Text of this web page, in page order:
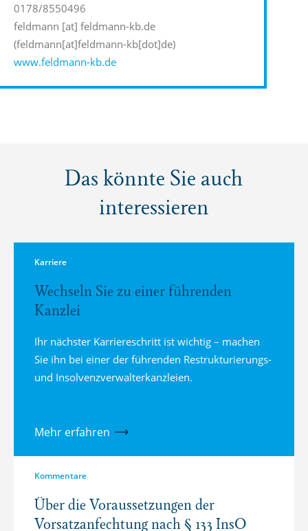
0178/8550496
feldmann [at] feldmann-kb.de
(feldmann[at]feldmann-kb[dot]de)
www.feldmann-kb.de
Das könnte Sie auch
interessieren
Karriere
Wechseln Sie zu einer führenden
Kanzlei
Ihr nächster Karriereschritt ist wichtig – machen
Sie ihn bei einer der führenden Restrukturierungs-
und Insolvenzverwalterkanzleien.
Mehr erfahren
Kommentare
Über die Voraussetzungen der
Vorsatzanfechtung nach § 133 InsO